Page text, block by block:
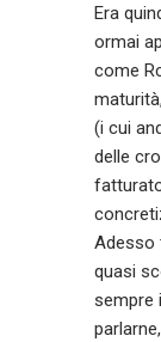
Era
ormai
come
(i cui
delle
Adesso
quasi
sempre